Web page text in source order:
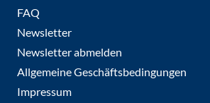
FAQ
Newsletter
Newsletter abmelden
Allgemeine Geschäftsbedingungen
Impressum